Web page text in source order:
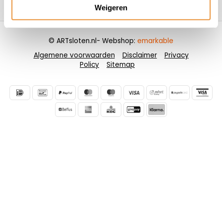
Weigeren
Contactgegevens
Algemene voorwaarden Disclaimer
Privacy
Policy
Sitemap
© ARTsloten.nl- Webshop: emarkable